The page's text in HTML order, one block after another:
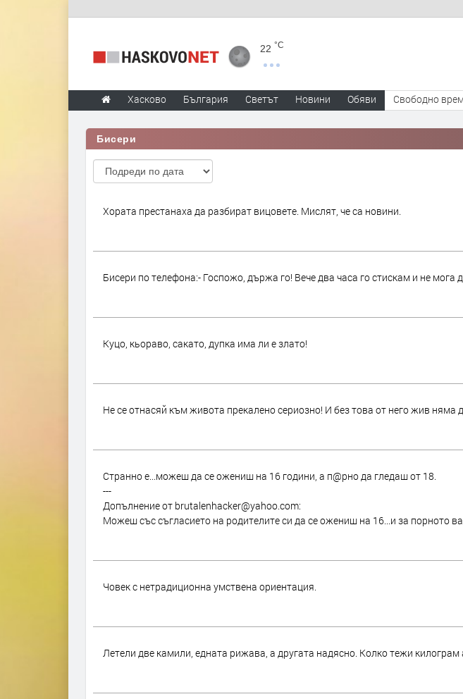
22 °C
Хасково България Светът Новини Обяви Свободно
Бисери
Хората престанаха да разбират вицовете. Мислят, че са новини.
Бисери по телефона:- Госпожо, държа го! Вече два часа го стискам и не мога
Куцо, кьораво, сакато, дупка има ли е злато!
Не се отнасяй към живота прекалено сериозно! И без това от него жив няма
Странно е...можеш да се ожениш на 16 години, а п@рно да гледаш от 18.
---
Допълнение от brutalenhacker@yahoo.com:
Можеш със съгласието на родителите си да се ожениш на 16...и за порното
Човек с нетрадиционна умствена ориентация.
Летели две камили, едната рижава, а другата надясно. Колко тежи